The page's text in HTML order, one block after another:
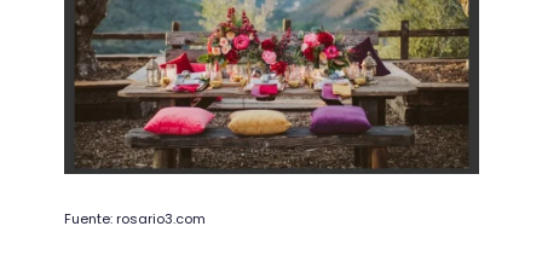
El diseño floral no se enfoca sólo en cómo
lucirá un arreglo floral, se encarga también
de crear una estética general de toda la
ocasión y el lugar en que se desarrolle. Los
wedding plannerssuelen trabajar con
este tipo de servicios.